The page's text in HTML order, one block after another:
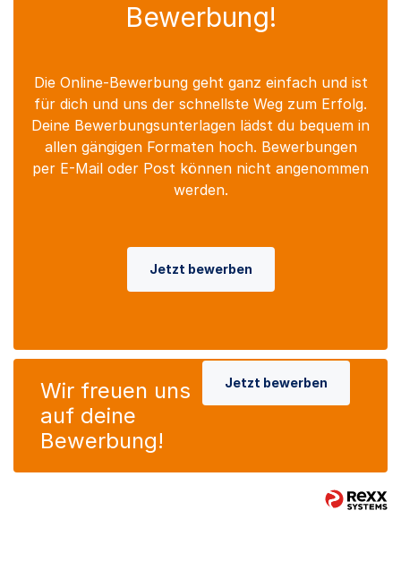
Bewerbung!
Die Online-Bewerbung geht ganz einfach und ist
für dich und uns der schnellste Weg zum Erfolg.
Deine Bewerbungsunterlagen lädst du bequem in
allen gängigen Formaten hoch. Bewerbungen
per E-Mail oder Post können nicht angenommen
werden.
Jetzt bewerben
Wir freuen uns
auf deine
Bewerbung!
Jetzt bewerben